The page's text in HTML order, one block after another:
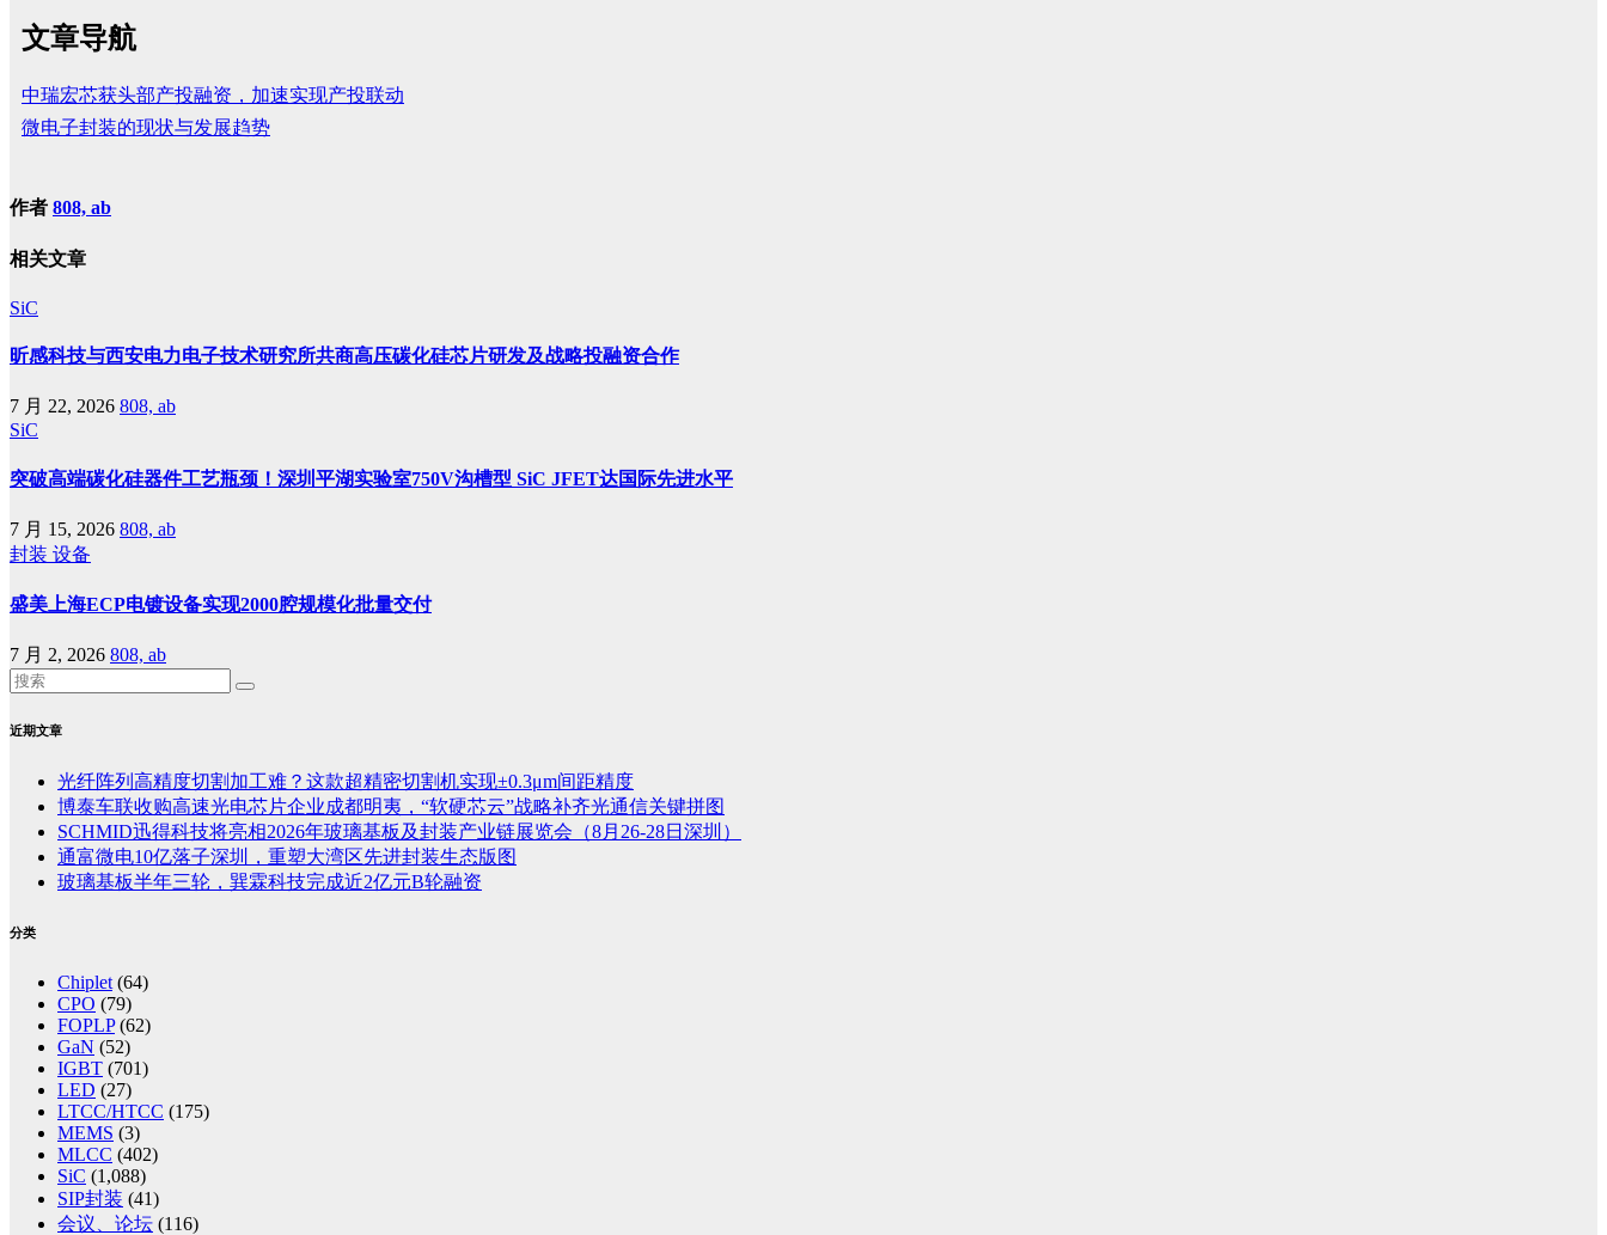
文章导航
中瑞宏芯获头部产投融资，加速实现产投联动
微电子封装的现状与发展趋势
作者 808, ab
相关文章
SiC
昕感科技与西安电力电子技术研究所共商高压碳化硅芯片研发及战略投融资合作
7 月 22, 2026 808, ab
SiC
突破高端碳化硅器件工艺瓶颈！深圳平湖实验室750V沟槽型 SiC JFET达国际先进水平
7 月 15, 2026 808, ab
封装 设备
盛美上海ECP电镀设备实现2000腔规模化批量交付
7 月 2, 2026 808, ab
近期文章
光纤阵列高精度切割加工难？这款超精密切割机实现±0.3μm间距精度
博泰车联收购高速光电芯片企业成都明夷，“软硬芯云”战略补齐光通信关键拼图
SCHMID迅得科技将亮相2026年玻璃基板及封装产业链展览会（8月26-28日深圳）
通富微电10亿落子深圳，重塑大湾区先进封装生态版图
玻璃基板半年三轮，巽霖科技完成近2亿元B轮融资
分类
Chiplet (64)
CPO (79)
FOPLP(62)
GaN (52)
IGBT (701)
LED (27)
LTCC/HTCC (175)
MEMS (3)
MLCC (402)
SiC (1,088)
SIP封装 (41)
会议、论坛 (116)